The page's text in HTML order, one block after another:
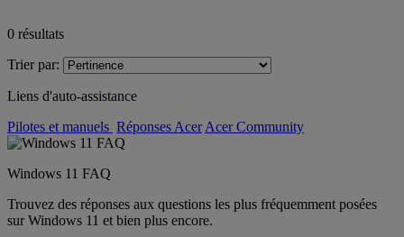
0 résultats
Trier par:
Liens d'auto-assistance
Pilotes et manuels Réponses Acer Acer Community
Windows 11 FAQ
Trouvez des réponses aux questions les plus fréquemment posées
sur Windows 11 et bien plus encore.